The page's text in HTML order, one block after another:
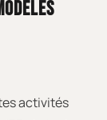
activités